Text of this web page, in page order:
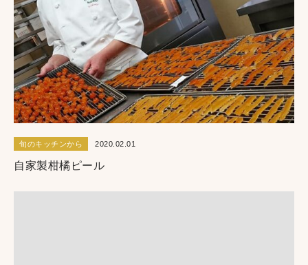
旬のキッチンから 2020.02.01
自家製柑橘ピール